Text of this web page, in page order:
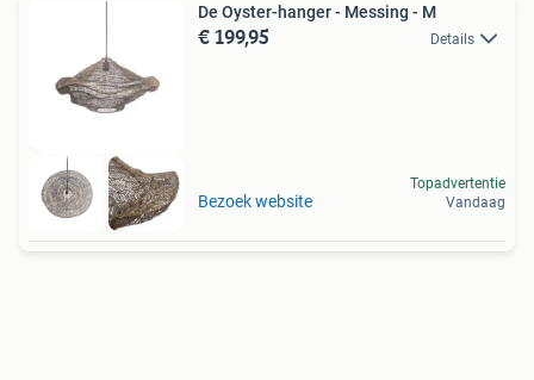
De Oyster-hanger - Messing - M
€ 199,95 Details
Bezoek website
Topadvertentie
Vandaag